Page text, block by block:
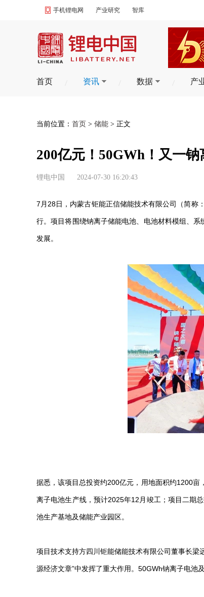
手机锂电网 产业研究 智库
首页 资讯 数据 产
当前位置： 首页 > 储能 > 正文
200亿元！50GWh！又一
锂电中国 2024-07-30 16:20:43
7月28日，内蒙古钜能正信储能技术有限公司（简称
行。项目将围绕钠离子储能电池、电池材料模组、
发展。
据悉，该项目总投资约200亿元，用地面积约1200
离子电池生产线，预计2025年12月竣工；项目二期
池生产基地及储能产业园区。
项目技术支持方四川钜能储能技术有限公司董事长
源经济文章”中发挥了重大作用。50GWh钠离子电池